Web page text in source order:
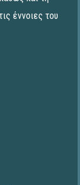
έννοιες του